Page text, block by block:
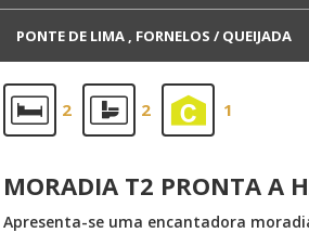
PONTE DE LIMA , FORNELOS / QUEIJADA
2 2 1
MORADIA T2 PRONTA A
Apresenta-se uma encantadora